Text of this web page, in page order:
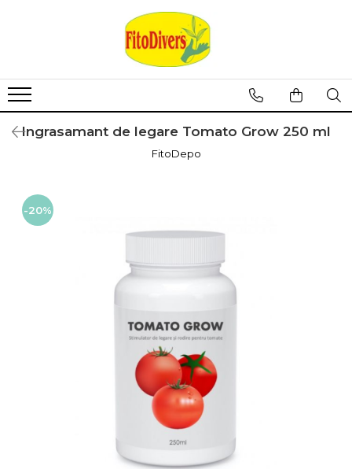
Ingrasamant de legare Tomato Grow 250 ml
FitoDepo
-20%